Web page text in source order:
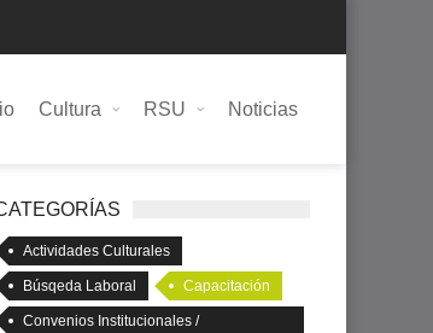
Cultura RSU Noticias
Actividades Culturales
Búsqeda Laboral Capacitación
Convenios Institucionales /